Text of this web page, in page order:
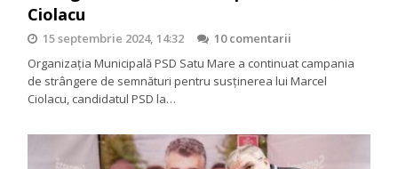
Ciolacu
15 septembrie 2024, 14:32
10 comentarii
Organizația Municipală PSD Satu Mare a continuat campania
de strângere de semnături pentru susținerea lui Marcel
Ciolacu, candidatul PSD la…